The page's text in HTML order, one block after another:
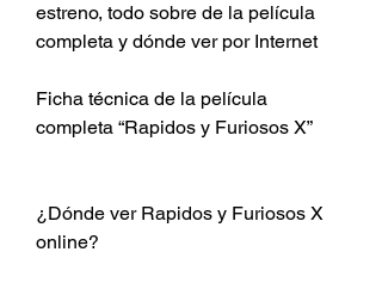
estreno, todo sobre de la película
completa y dónde ver por Internet
Ficha técnica de la película
completa “Rapidos y Furiosos X”
¿Dónde ver Rapidos y Furiosos X
online?